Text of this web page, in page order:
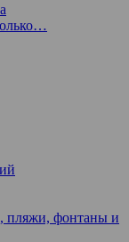
пляжи, фонтаны и